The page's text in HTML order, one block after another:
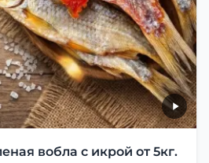
вобла с икрой от 5кг.